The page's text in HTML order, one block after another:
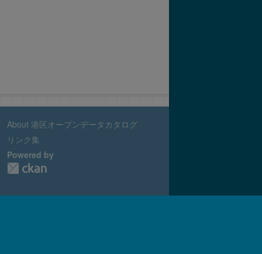
About 港区オープンデータカタログ
リンク集
Powered by